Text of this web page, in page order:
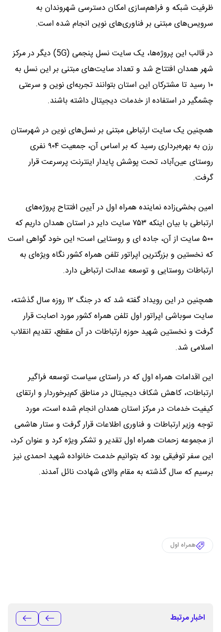
ظرفیت شبکه و فراهم‌سازی امکان دسترسی شهروندان به
سرویس‌های مبتنی بر فناوری‌های نوین انجام شده است.
در قالب این پروژه‌ها، یک سایت نسل پنجمی (5G) دیگر در مرکز
شهر همدان افتتاح شد و تعداد سایت‌های مبتنی بر این نسل به
۱۰ رسید تا مشترکان این استان بتوانند تجربه‌ای نوین و سرعتی
چشمگیر در استفاده از خدمات دیجیتال داشته باشند.
همچنین یک سایت ارتباطی مبتنی بر نسل‌های نوین در شهرستان
رزن به بهره‌برداری رسید که بر اساس آن، جمعیت ۹۰۴ نفری
روستای عین‌آباد، تحت پوشش پایدار اینترنت پرسرعت قرار
گرفت.
امین بخشی‌زاده نماینده همراه اول در آیین افتتاح پروژه‌های
ارتباطی با بیان اینکه ۷۵۳ سایت دایر در استان همدان داریم که
۵۰۰ سایت از آن، جاده ای و روستایی است؛ این خود گواهی است
که نخستین و بزرگترین اپراتور تلفن همراه کشور نگاه ویژه‌ای به
ارتباطات روستایی و توسعه عدالت ارتباطی دارد.
همچنین در این رویداد گفته شد که در جنگ ۱۲ روزه سال گذشته،
سایت سوباشی اپراتور اول تلفن همراه کشور مورد اصابت قرار
گرفت و نخستین شهید حوزه ارتباطات در آن مقطع، تقدیم انقلاب
اسلامی شد.
این اقدامات همراه اول که در راستای سیاست توسعه فراگیر
ارتباطات، کاهش شکاف دیجیتال در مناطق کم‌برخوردار و ارتقای
کیفیت خدمات در مرکز استان همدان انجام شده است، مورد
توجه وزیر ارتباطات و فناوری اطلاعات قرار گرفت و ستار هاشمی
از مجموعه زحمات همراه اول تقدیر و تشکر ویژه کرد و عنوان کرد،
این سفر توفیقی بود که بتوانیم خدمت خانواده شهید احمدی نیز
برسیم که سال گذشته به مقام والای شهادت نائل آمدند.
همراه اول
اخبار مرتبط